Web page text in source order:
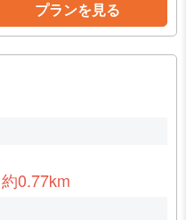
プランを見る
約0.77km